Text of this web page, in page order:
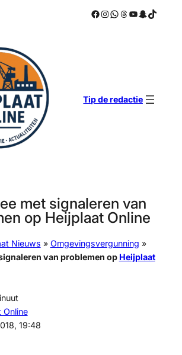
Facebook
Instagram
WhatsApp
Threads
YouTube
Snapchat
TikTok
Tip de redactie
met signaleren van
op Heijplaat Online
Nieuws » Omgevingsvergunning »
van problemen op Heijplaat
Online
19:48